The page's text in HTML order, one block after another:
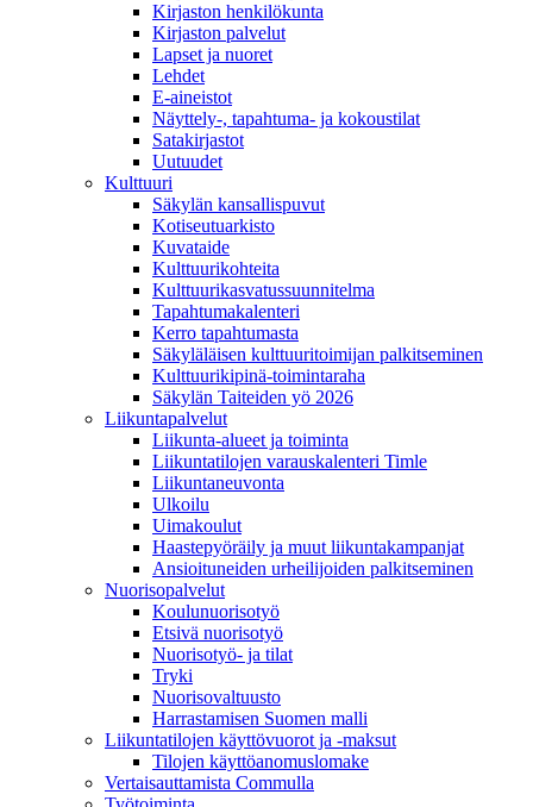
Kirjaston henkilökunta
Kirjaston palvelut
Lapset ja nuoret
Lehdet
E-aineistot
Näyttely-, tapahtuma- ja kokoustilat
Satakirjastot
Uutuudet
Kulttuuri
Säkylän kansallispuvut
Kotiseutuarkisto
Kuvataide
Kulttuurikohteita
Kulttuurikasvatussuunnitelma
Tapahtumakalenteri
Kerro tapahtumasta
Säkyläläisen kulttuuritoimijan palkitseminen
Kulttuurikipinä-toimintaraha
Säkylän Taiteiden yö 2026
Liikuntapalvelut
Liikunta-alueet ja toiminta
Liikuntatilojen varauskalenteri Timle
Liikuntaneuvonta
Ulkoilu
Uimakoulut
Haastepyöräily ja muut liikuntakampanjat
Ansioituneiden urheilijoiden palkitseminen
Nuorisopalvelut
Koulunuorisotyö
Etsivä nuorisotyö
Nuorisotyö- ja tilat
Tryki
Nuorisovaltuusto
Harrastamisen Suomen malli
Liikuntatilojen käyttövuorot ja -maksut
Tilojen käyttöanomuslomake
Vertaisauttamista Commulla